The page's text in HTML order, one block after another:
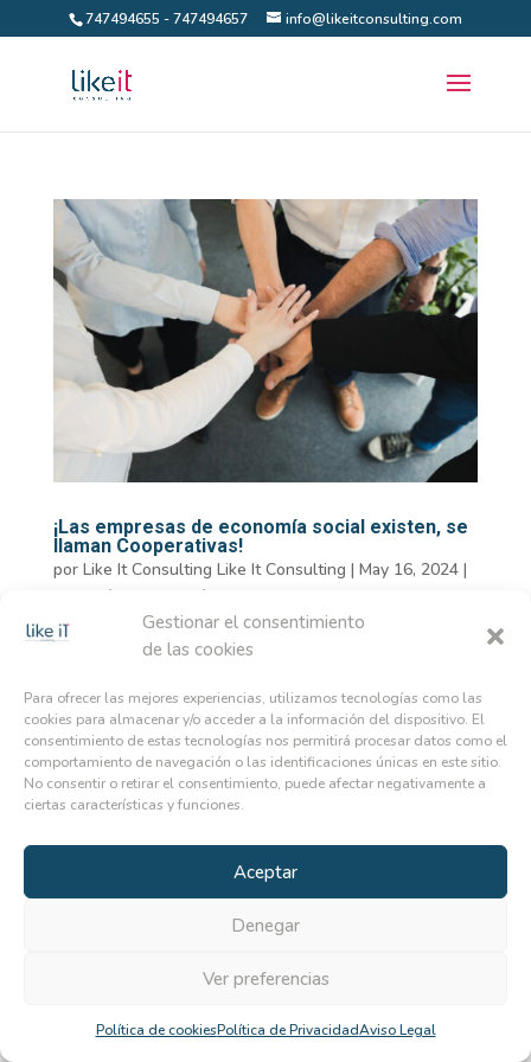
Gestionar el consentimiento
de las cookies
Para ofrecer las mejores experiencias, utilizamos tecnologías como las
cookies para almacenar y/o acceder a la información del dispositivo. El
consentimiento de estas tecnologías nos permitirá procesar datos como el
comportamiento de navegación o las identificaciones únicas en este sitio.
No consentir o retirar el consentimiento, puede afectar negativamente a
ciertas características y funciones.
Aceptar
Denegar
Ver preferencias
Política de cookiesPolítica de PrivacidadAviso Legal
747494655 - 747494657 info@likeitconsulting.com
¡Las empresas de economía social existen, se
llaman Cooperativas!
por Like It Consulting Like It Consulting | May 16, 2024|
Asesoría
Consultoría
Cuando decidimos emprender pensamos en la figura del
tipos de figuras jurídicas, considerando que España está
fundamentalmente sostenido por PYMES, esta figura
jurídica es una gran desconocida, que puede ayudar
mucho...
Política de Privacidad
Declaración de accesibilidad